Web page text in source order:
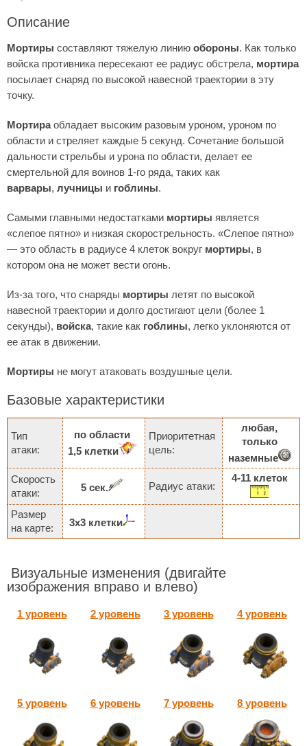
Описание
Мортиры составляют тяжелую линию обороны. Как только
войска противника пересекают ее радиус обстрела, мортира
посылает снаряд по высокой навесной траектории в эту
точку.
Мортираобладает высоким разовым уроном, уроном по
области и стреляет каждые 5 секунд. Сочетание большой
дальности стрельбы и урона по области, делает ее
смертельной для воинов 1-го ряда, таких как
варвары, лучницы и гоблины.
Самыми главными недостатками мортиры является
«слепое пятно» и низкая скорострельность. «Слепое пятно»
— это область в радиусе 4 клеток вокруг мортиры, в
котором она не может вести огонь.
Из-за того, что снаряды мортиры летят по высокой
навесной траектории и долго достигают цели (более 1
секунды), войска, такие как гоблины, легко уклоняются от
ее атак в движении.
Мортиры не могут атаковать воздушные цели.
Базовые характеристики
Тип
атаки:
по области
1,5 клетки
Приоритетная
цель:
любая,
только
наземные
Скорость
атаки:
5 сек. Радиус атаки:
4-11 клеток
Размер
на карте:
3х3 клетки
Визуальные изменения (двигайте
изображения вправо и влево)
1 уровень 2 уровень 3 уровень 4 уровень
5 уровень 6 уровень 7 уровень 8 уровень